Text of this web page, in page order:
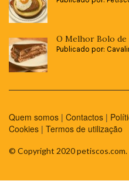
O Melhor Bolo de
Publicado por:
Quem somos | Contactos |
Cookies | Termos de utilização
© Copyright 2020